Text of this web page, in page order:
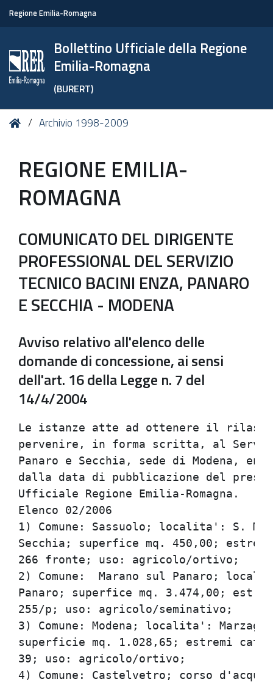
Regione Emilia-Romagna
Bollettino Ufficiale della Regione
Emilia-Romagna
(BURERT)
Tu HomeArchivio 1998-2009
REGIONE EMILIA-
ROMAGNA
COMUNICATO DEL DIRIGENTE
PROFESSIONAL DEL SERVIZIO
TECNICO BACINI ENZA, PANARO
E SECCHIA - MODENA
Avviso relativo all'elenco delle
domande di concessione, ai sensi
dell'art. 16 della Legge n. 7 del
14/4/2004
Le istanze atte ad ottenere il
pervenire, in forma scritta, al
Panaro e Secchia, sede di Modena,
dalla data di pubblicazione del
Ufficiale Regione Emilia-Romagna.
Elenco 02/2006
1) Comune: Sassuolo; localita': S.
Secchia; superfice mq. 450,00;
266 fronte; uso: agricolo/ortivo;
2) Comune:  Marano sul Panaro;
Panaro; superfice mq. 3.474,00;
255/p; uso: agricolo/seminativo;
3) Comune: Modena; localita':
superficie mq. 1.028,65; estremi
39; uso: agricolo/ortivo;
4) Comune: Castelvetro; corso